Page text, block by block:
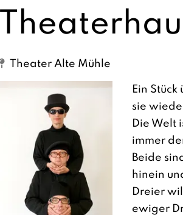
Theater Alte Mühle
Ein
sie
Die Welt
immer
Beide
hinein
Dreier
ewiger